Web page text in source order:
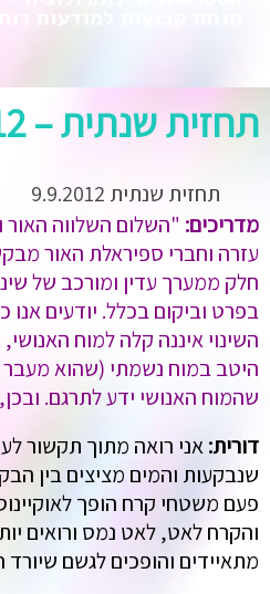
תחזית שנתית – 2012
תחזית שנתית 9.9.2012
מדריכים: "השלום השלווה
עזרה וחברי ספיראלת האור
חלק ממערך עדין ומורכב של
בפרט וביקום בכלל. יודעים
השינוי איננה קלה למוח
היטב במוח נשמתי (שהוא מעבר
שהמוח האנושי ידע לתרגם.
דורית:אני רואה מתוך תקשור
שנבקעות והמים מציצים בין
פעם משטחי קרח הופך
והקרח לאט, לאט נמס ורואים
מתאיידים והופכים לגשם שיורד